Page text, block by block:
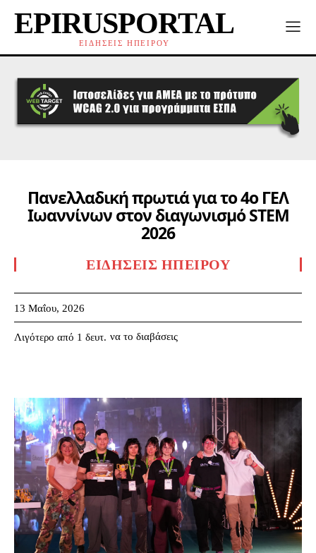
EPIRUSPORTAL
ΕΙΔΗΣΕΙΣ ΗΠΕΙΡΟΥ
Πανελλαδική πρωτιά για το 4ο ΓΕΛ
Ιωαννίνων στον διαγωνισμό STEM
2026
ΕΙΔΉΣΕΙΣ ΗΠΕΊΡΟΥ
13 Μαΐου, 2026
Λιγότερο από 1 δευτ. να το διαβάσεις